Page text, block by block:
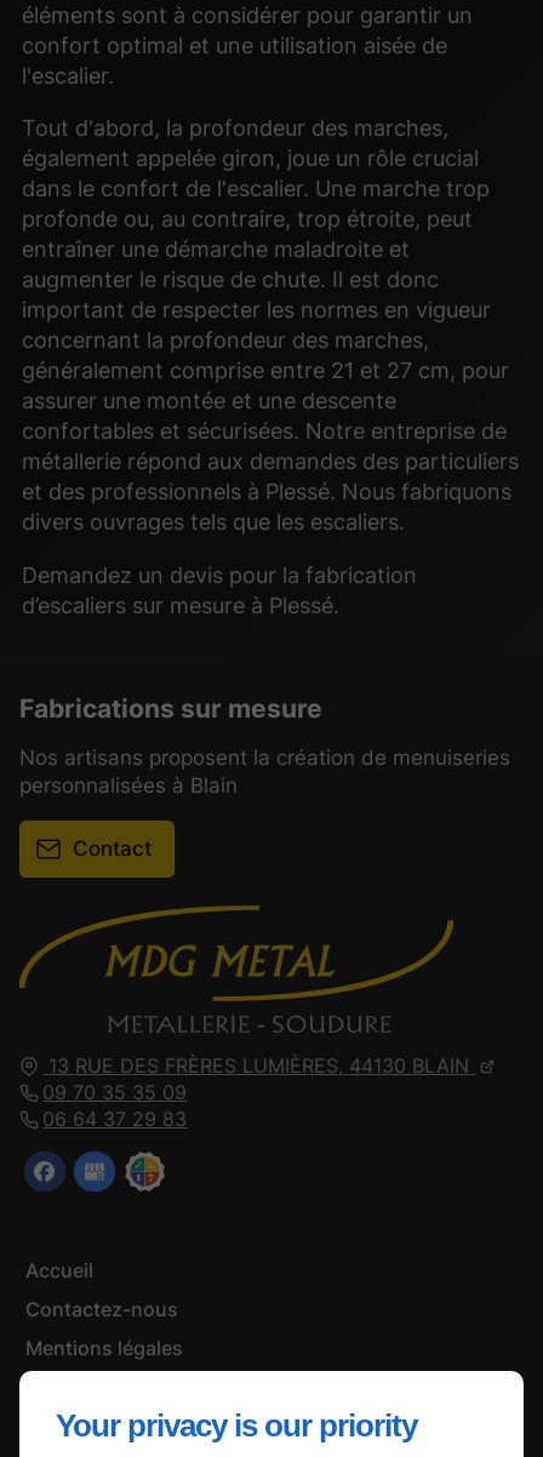
Your privacy is our priority
éléments sont à considérer pour garantir un
confort optimal et une utilisation aisée de
l'escalier.
Tout d'abord, la profondeur des marches,
également appelée giron, joue un rôle crucial
dans le confort de l'escalier. Une marche trop
profonde ou, au contraire, trop étroite, peut
entraîner une démarche maladroite et
augmenter le risque de chute. Il est donc
important de respecter les normes en vigueur
concernant la profondeur des marches,
généralement comprise entre 21 et 27 cm, pour
assurer une montée et une descente
confortables et sécurisées. Notre entreprise de
métallerie répond aux demandes des particuliers
et des professionnels à Plessé. Nous fabriquons
divers ouvrages tels que les escaliers.
Demandez un devis pour la fabrication
d’escaliers sur mesure à Plessé.
13 RUE DES FRÈRES LUMIÈRES, 44130 BLAIN
09 70 35 35 09
06 64 37 29 83
Accueil
Contactez-nous
Mentions légales
Fabrications sur mesure
Nos artisans proposent la création de menuiseries
personnalisées à Blain
Contact